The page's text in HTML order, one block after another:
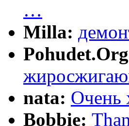
…
Milla:
nata: Очень
Bobbie: